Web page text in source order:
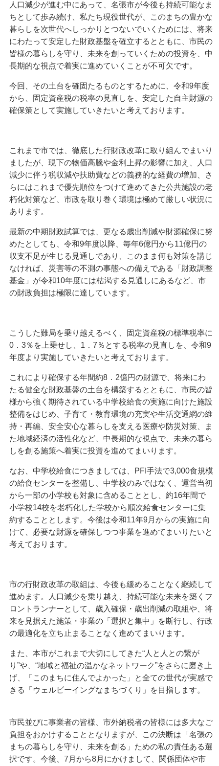
人口減少が進む中にあって、名張市が今後も持続可能なま
ちとして歩み続け、私たち現役世代が、このまちの豊かな
暮らしを次世代へしっかりとつないでいくためには、将来
にわたって安定した財政基盤を確立するとともに、市民の
皆様の暮らしを守り、未来を創っていくための投資を、中
長期的な視点で着実に進めていくことが不可欠です。
今回、その土台を確固たるものとするために、令和9年度
から、固定資産税の税率の見直しを、安定した自主財源の
確保策として実施していきたいと考えております。
これまで市では、徹底した行財政改革に取り組んでまいり
ましたが、現下の物価高騰や金利上昇の影響に加え、人口
減少に伴う税収減や扶助費などの義務的な経費の増加、さ
らにはこれまで優先順位をつけて進めてきた公共施設の老
朽化対策など、市政を取り巻く環境は極めて厳しい状況に
あります。
最新の中期財政試算では、更なる歳出削減や財源確保に努
めたとしても、令和9年度以降、毎年6億円から11億円の
収支不足が生じる見通しであり、このまま何も対策を講じ
なければ、災害等の不測の事態への備えである「財政調整
基金」が令和10年度には枯渇する見通しにあるなど、市
の財政負担は極限に達しています。
こうした難局を乗り越えるべく、固定資産税の標準税率に
0．3％を上乗せし、1．7％とする税率の見直しを、令和9
年度より実施していきたいと考えております。
これにより確保する年間約8．2億円の財源で、将来にわ
たる健全な財政基盤の土台を構築するとともに、市民の皆
様から強く期待されている中学校給食の実施に向けた施設
整備をはじめ、子育て・教育環境の充実や生活交通網の維
持・再編、安全安心な暮らしを支える医療や防災対策、ま
た地域経済の活性化など、中長期的な視点で、未来の暮ら
しを創る施策へ着実に投資を進めてまいります。
なお、中学校給食につきましては、PFI手法で3,000食規模
の給食センターを整備し、中学校のみではなく、運営当初
から一部の小学校も対象に含めることとし、約16年間で
小学校14校を老朽化した学校から順次給食センターに集
約することとします。今後は令和11年9月からの実施に向
けて、必要な財源を確保しつつ事業を進めてまいりたいと
考えております。
市の行財政改革の取組は、今後も緩めることなく継続して
進めます。人口減少を乗り越え、持続可能な未来を築くフ
ロントランナーとして、歳入確保・歳出削減の取組や、将
来を見据えた施策・事業の「選択と集中」を断行し、行政
の最適化を立ち止まることなく進めてまいります。
また、本市がこれまで大切にしてきた“人と人との繋が
り”や、“地域と福祉の温かなネットワーク”をさらに磨き上
げ、「このまちに住んでよかった」と全ての世代が実感で
きる「ウェルビーイングなまちづくり」を目指します。
市民並びに事業者の皆様、市外納税者の皆様には多大なご
負担をおかけすることとなりますが、この決断は「名張の
まちの暮らしを守り、未来を創る」ための私の責任ある選
択です。今後、7月から8月にかけまして、関係団体や市